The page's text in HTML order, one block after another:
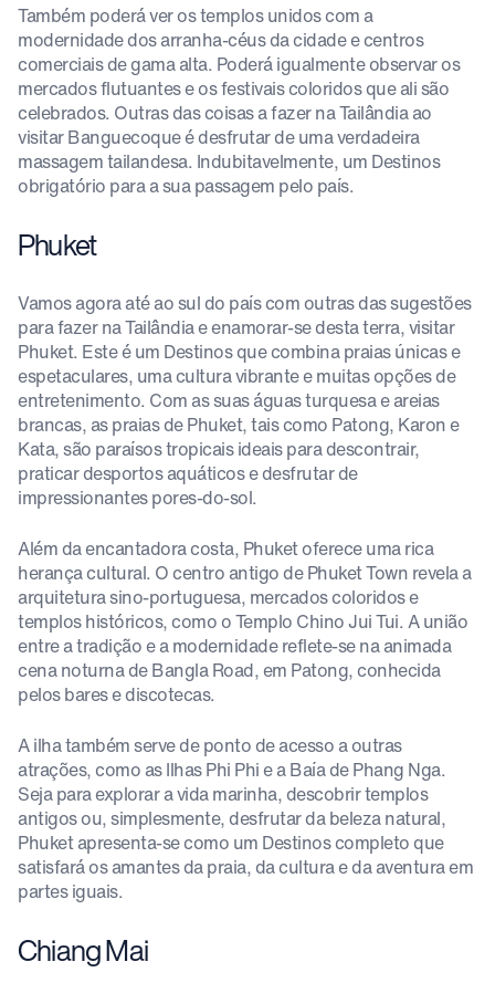
Também poderá ver os templos unidos com a
modernidade dos arranha-céus da cidade e centros
comerciais de gama alta. Poderá igualmente observar os
mercados flutuantes e os festivais coloridos que ali são
celebrados. Outras das coisas a fazer na Tailândia ao
visitar Banguecoque é desfrutar de uma verdadeira
massagem tailandesa. Indubitavelmente, um Destinos
obrigatório para a sua passagem pelo país.
Phuket
Vamos agora até ao sul do país com outras das sugestões
para fazer na Tailândia e enamorar-se desta terra, visitar
Phuket. Este é um Destinos que combina praias únicas e
espetaculares, uma cultura vibrante e muitas opções de
entretenimento. Com as suas águas turquesa e areias
brancas, as praias de Phuket, tais como Patong, Karon e
Kata, são paraísos tropicais ideais para descontrair,
praticar desportos aquáticos e desfrutar de
impressionantes pores-do-sol.
Além da encantadora costa, Phuket oferece uma rica
herança cultural. O centro antigo de Phuket Town revela a
arquitetura sino-portuguesa, mercados coloridos e
templos históricos, como o Templo Chino Jui Tui. A união
entre a tradição e a modernidade reflete-se na animada
cena noturna de Bangla Road, em Patong, conhecida
pelos bares e discotecas.
A ilha também serve de ponto de acesso a outras
atrações, como as Ilhas Phi Phi e a Baía de Phang Nga.
Seja para explorar a vida marinha, descobrir templos
antigos ou, simplesmente, desfrutar da beleza natural,
Phuket apresenta-se como um Destinos completo que
satisfará os amantes da praia, da cultura e da aventura em
partes iguais.
Chiang Mai